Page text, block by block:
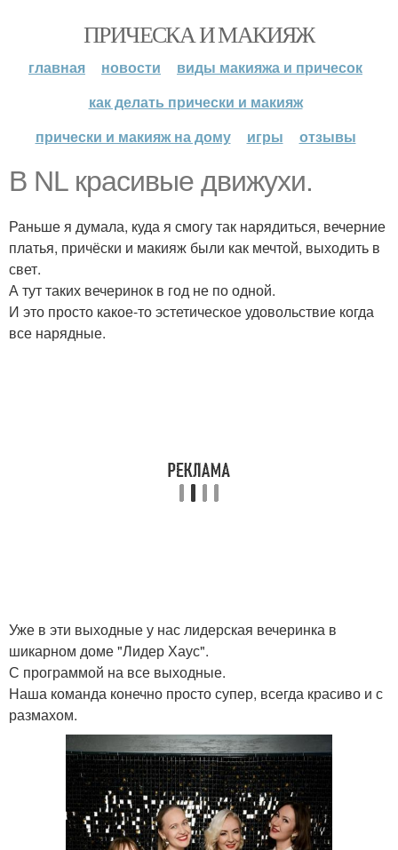
ПРИЧЕСКА И МАКИЯЖ
главная новости
виды макияжа и причесок
как делать прически и макияж
прически и макияж на дому
игры отзывы
В NL красивые движухи.
Раньше я думала, куда я смогу так нарядиться, вечерние
платья, причёски и макияж были как мечтой, выходить в
свет.
А тут таких вечеринок в год не по одной.
И это просто какое-то эстетическое удовольствие когда
все нарядные.
Уже в эти выходные у нас лидерская вечеринка в
шикарном доме "Лидер Хаус".
С программой на все выходные.
Наша команда конечно просто супер, всегда красиво и с
размахом.